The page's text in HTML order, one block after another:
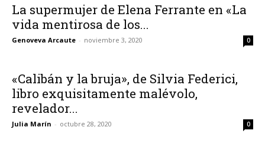
La supermujer de Elena Ferrante en «La
vida mentirosa de los...
Genoveva Arcaute - noviembre 3, 2020 0
«Calibán y la bruja», de Silvia Federici,
libro exquisitamente malévolo,
revelador...
Julia Marín - octubre 28, 2020 0